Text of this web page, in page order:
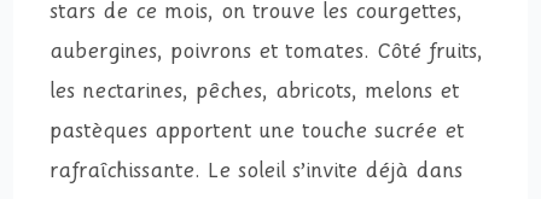
stars de ce mois, on trouve les courgettes,
aubergines, poivrons et tomates. Côté fruits,
les nectarines, pêches, abricots, melons et
pastèques apportent une touche sucrée et
rafraîchissante. Le soleil s’invite déjà dans